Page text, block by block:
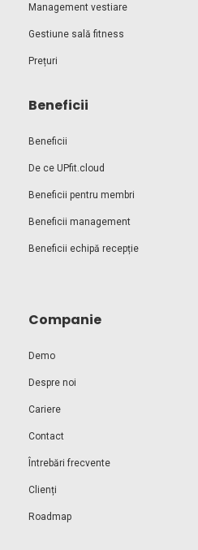
Management vestiare
Gestiune sală fitness
Prețuri
Beneficii
Beneficii
De ce UPfit.cloud
Beneficii pentru membri
Beneficii management
Beneficii echipă recepție
Companie
Demo
Despre noi
Cariere
Contact
Întrebări frecvente
Clienți
Roadmap